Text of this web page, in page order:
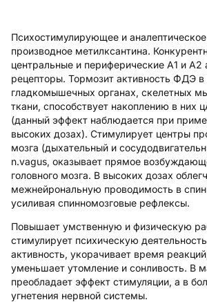
Психостимулирующее и
производное метилксантина.
центральные и периферические А1 и А2
рецепторы. Тормозит активность ФДЭ
гладкомышечных органах, скелетных
ткани, способствует накоплению в
(данный эффект наблюдается при
высоких дозах). Стимулирует центры
мозга (дыхательный и
n.vagus, оказывает прямое
головного мозга. В высоких дозах
межнейрональную проводимость в
усиливая спинномозговые рефлексы.
Повышает умственную и физическую
стимулирует психическую
активность, укорачивает время
уменьшает утомление и сонливость. В
преобладает эффект стимуляции, а в
угнетения нервной системы.